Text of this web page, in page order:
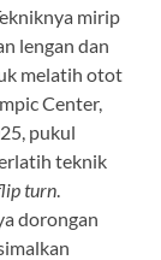
mirip
lengan dan
melatih otot
Center,
pukul
teknik
turn
dorongan